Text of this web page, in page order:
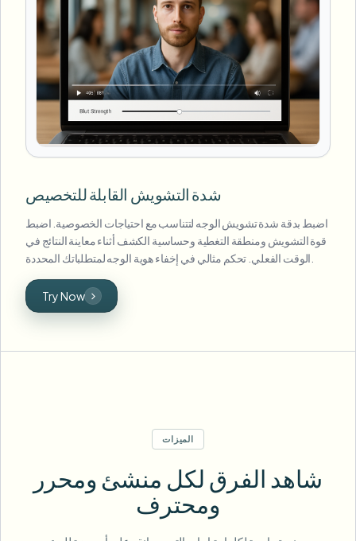
شدة التشويش القابلة للتخصيص
اضبط بدقة شدة تشويش الوجه لتتناسب مع احتياجات الخصوصية. اضبط
قوة التشويش ومنطقة التغطية وحساسية الكشف أثناء معاينة النتائج في
Try Now
الميزات
شاهد الفرق لكل منشئ ومحرر
ومحترف